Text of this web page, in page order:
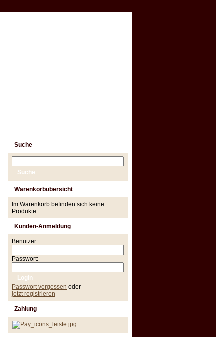
Suche
Warenkorbübersicht
Im Warenkorb befinden sich keine
Produkte.
Kunden-Anmeldung
Benutzer:
Passwort:
Passwort vergessen oder
jetzt registrieren
Zahlung